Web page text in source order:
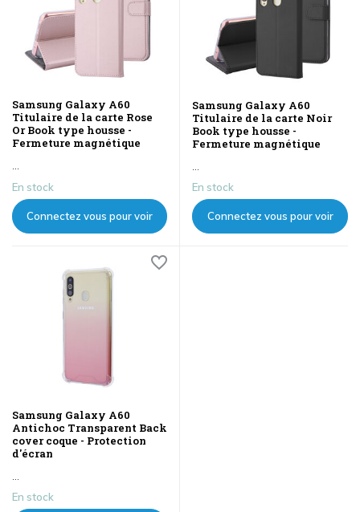
Samsung Galaxy A60
Titulaire de la carte Rose
Or Book type housse -
Fermeture magnétique
En stock
Connectez vous pour voir
Samsung Galaxy A60
Titulaire de la carte Noir
Book type housse -
Fermeture magnétique
En stock
Connectez vous pour voir
Samsung Galaxy A60
Antichoc Transparent Back
cover coque - Protection
d'écran
...
En stock